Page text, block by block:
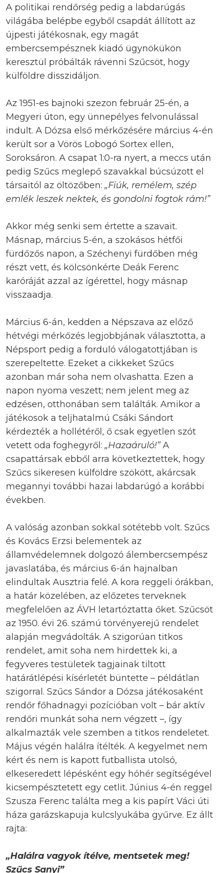
A politikai rendőrség pedig a labdarúgás
világába belépbe egyből csapdát állított az
újpesti játékosnak, egy magát
embercsempésznek kiadó ügynökükön
keresztül próbálták rávenni Szűcsöt, hogy
külföldre disszidáljon.
Az 1951-es bajnoki szezon február 25-én, a
Megyeri úton, egy ünnepélyes felvonulással
indult. A Dózsa első mérkőzésére március 4-én
került sor a Vörös Lobogó Sortex ellen,
Soroksáron. A csapat 1:0-ra nyert, a meccs után
pedig Szűcs meglepő szavakkal búcsúzott el
társaitól az öltözőben: „Fiúk, remélem, szép
emlék leszek nektek, és gondolni fogtok rám!”
Akkor még senki sem értette a szavait.
Másnap, március 5-én, a szokásos hétfői
fürdőzős napon, a Széchenyi fürdőben még
részt vett, és kölcsönkérte Deák Ferenc
karóráját azzal az ígérettel, hogy másnap
visszaadja.
Március 6-án, kedden a Népszava az előző
hétvégi mérkőzés legjobbjának választotta, a
Népsport pedig a forduló válogatottjában is
szerepeltette. Ezeket a cikkeket Szűcs
azonban már soha nem olvashatta. Ezen a
napon nyoma veszett; nem jelent meg az
edzésen, otthonában sem találták. Amikor a
játékosok a teljhatalmú Csáki Sándort
kérdezték a hollétéről, ő csak egyetlen szót
vetett oda foghegyről: „Hazaáruló!”A
csapattársak ebből arra következtettek, hogy
Szűcs sikeresen külföldre szökött, akárcsak
megannyi további hazai labdarúgó a korábbi
években.
A valóság azonban sokkal sötétebb volt. Szűcs
és Kovács Erzsi belementek az
államvédelemnek dolgozó álembercsempész
javaslatába, és március 6-án hajnalban
elindultak Ausztria felé. A kora reggeli órákban,
a határ közelében, az előzetes terveknek
megfelelően az ÁVH letartóztatta őket. Szűcsöt
az 1950. évi 26. számú törvényerejű rendelet
alapján megvádolták. A szigorúan titkos
rendelet, amit soha nem hirdettek ki, a
fegyveres testületek tagjainak tiltott
határátlépési kísérletét büntette – példátlan
szigorral. Szűcs Sándor a Dózsa játékosaként
rendőr főhadnagyi pozícióban volt – bár aktív
rendőri munkát soha nem végzett –, így
alkalmazták vele szemben a titkos rendeletet.
Május végén halálra ítélték. A kegyelmet nem
kért és nem is kapott futballista utolsó,
elkeseredett lépésként egy hóhér segítségével
kicsempésztetett egy cetlit. Június 4-én reggel
Szusza Ferenc találta meg a kis papírt Váci úti
háza garázskapuja kulcslyukába gyűrve. Ez állt
rajta:
„Halálra vagyok ítélve, mentsetek meg!
Szűcs Sanyi”